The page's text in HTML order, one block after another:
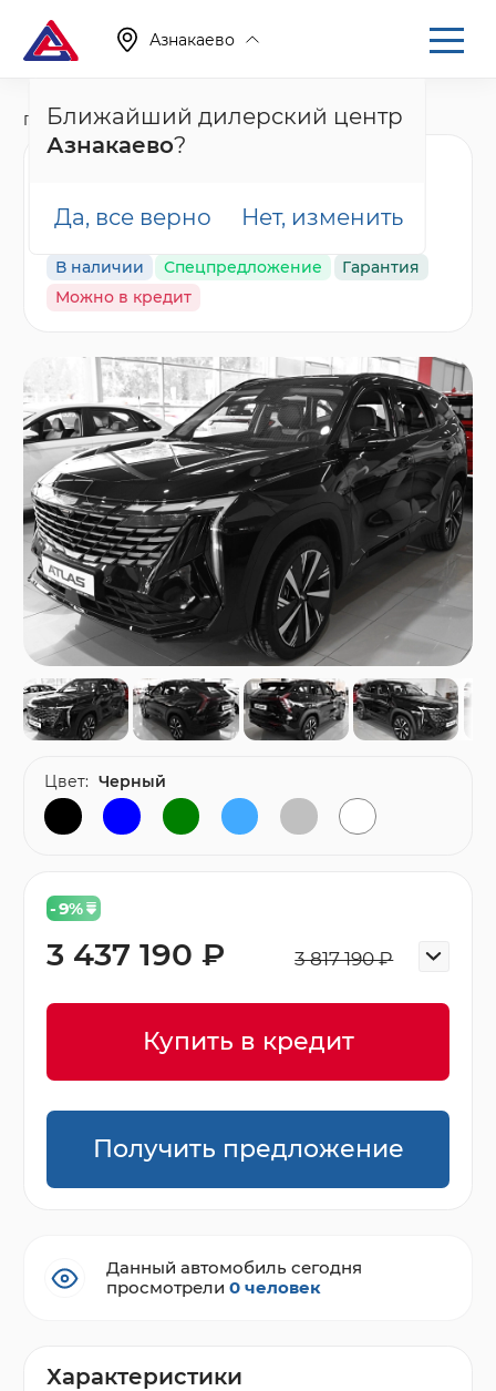
Азнакаево
Ближайший дилерский центр
Азнакаево?
Да, все верно Нет, изменить
Главная Каталог Новые автомобили Atlas, II
Sport, черный
В наличии Спецпредложение
Гарантия
Можно в кредит
Характеристики
- 9%
3 817 190 ₽
3 437 190 ₽
Купить в кредит
Получить предложение
Цвет: Черный
Данный автомобиль сегодня
просмотрели0 человек